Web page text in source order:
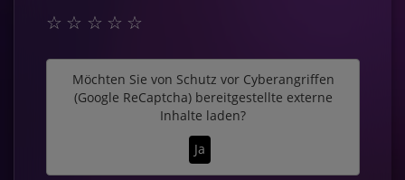
☆
☆
☆
☆
☆
Möchten Sie von Schutz vor Cyberangriffen
(Google ReCaptcha)bereitgestellte externe
Inhalte laden?
Ja